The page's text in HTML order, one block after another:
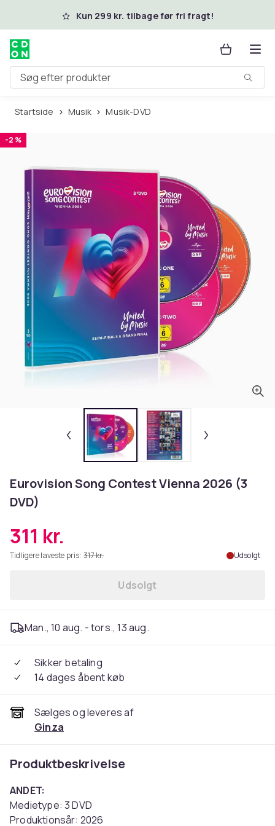
Spring til hovedindhold
Kun 299 kr. tilbage før fri fragt!
Søg efter produkter
Startside Musik Musik-DVD
-2 %
Eurovision Song Contest Vienna 2026 (3
DVD)
311 kr.
Tidligere laveste pris: 317 kr. Udsolgt
Udsolgt
Man., 10 aug. - tors., 13 aug.
Sikker betaling
14 dages åbent køb
Sælges og leveres af
Ginza
Produktbeskrivelse
ANDET:
Medietype: 3 DVD
Produktionsår: 2026